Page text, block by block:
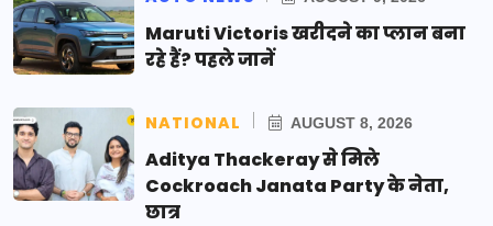
Maruti Victoris खरीदने का प्लान बना
रहे हैं? पहले जानें
NATIONAL AUGUST 8, 2026
Aditya Thackeray से मिले
Cockroach Janata Party के नेता,
छात्र